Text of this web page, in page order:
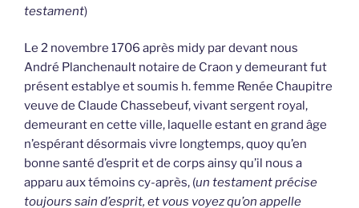
testament)
Le 2 novembre 1706 après midy par devant nous
André Planchenault notaire de Craon y demeurant fut
présent establye et soumis h. femme Renée Chaupitre
veuve de Claude Chassebeuf, vivant sergent royal,
demeurant en cette ville, laquelle estant en grand âge
n’espérant désormais vivre longtemps, quoy qu’en
bonne santé d’esprit et de corps ainsy qu’il nous a
apparu aux témoins cy-après, (un testament précise
toujours sain d’esprit, et vous voyez qu’on appelle